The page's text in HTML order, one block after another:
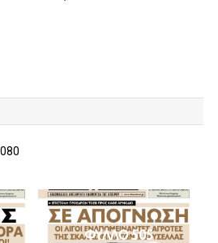
ΦΥΛΛΟ 505